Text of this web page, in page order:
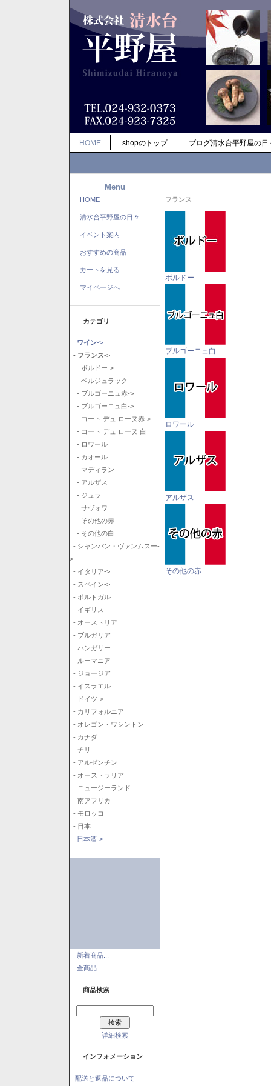
HOME shopのトップ ブログ清水台平野屋の日
Menu
HOME
清水台平野屋の日々
イベント案内
おすすめの商品
カートを見る
マイページへ
カテゴリ
ワイン->
- フランス->
- ボルドー->
- ベルジュラック
- ブルゴーニュ赤->
- ブルゴーニュ白->
- コート デュ ローヌ赤->
- コート デュ ローヌ 白
- ロワール
- カオール
- マディラン
- アルザス
- ジュラ
- サヴォワ
- その他の赤
- その他の白
- シャンパン・ヴァンムスー-
>
- イタリア->
- スペイン->
- ポルトガル
- イギリス
- オーストリア
- ブルガリア
- ハンガリー
- ルーマニア
- ジョージア
- イスラエル
- ドイツ->
- カリフォルニア
- オレゴン・ワシントン
- カナダ
- チリ
- アルゼンチン
- オーストラリア
- ニュージーランド
- 南アフリカ
- モロッコ
- 日本
日本酒->
新着商品...
全商品...
商品検索
詳細検索
インフォメーション
配送と返品について
フランス
ボルドー
ブルゴーニュ白
ロワール
アルザス
その他の赤